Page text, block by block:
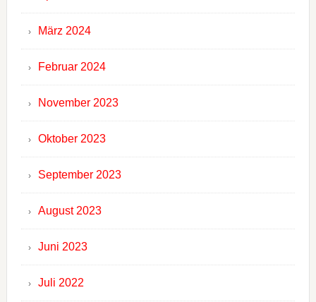
März 2024
Februar 2024
November 2023
Oktober 2023
September 2023
August 2023
Juni 2023
Juli 2022